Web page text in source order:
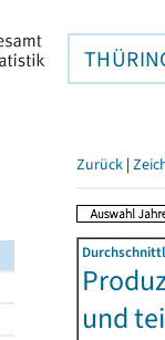
Zurück |
und